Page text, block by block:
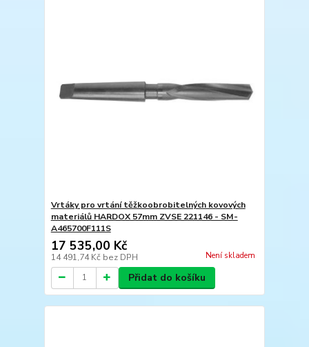
Vrtáky pro vrtání těžkoobrobitelných kovových
materiálů HARDOX 57mm ZVSE 221146 - SM-
A465700F111S
17 535,00 Kč
14 491,74 Kč bez DPH Není skladem
Přidat do košíku